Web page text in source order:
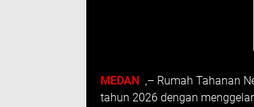
MEDAN ,– Rumah Tahanan
tahun 2026 dengan